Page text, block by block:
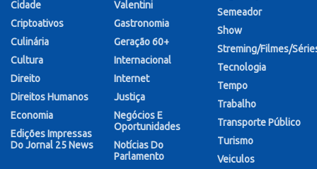
Cidade
Criptoativos
Culinária
Cultura
Direito
Direitos Humanos
Economia
Edições Impressas
Do Jornal 25 News
Valentini
Gastronomia
Geração 60+
Internacional
Internet
Justiça
Negócios E
Oportunidades
Notícias Do
Parlamento
Semeador
Show
Streming/Filmes/
Tecnologia
Tempo
Trabalho
Transporte Público
Turismo
Veiculos